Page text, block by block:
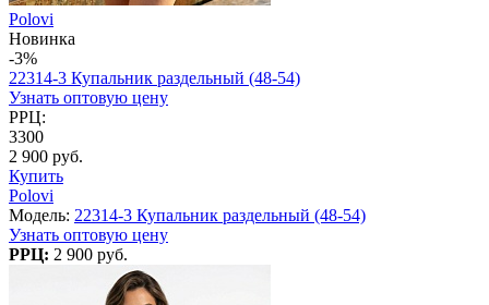
Polovi
Новинка
-3%
22314-3 Купальник раздельный (48-54)
Узнать оптовую цену
РРЦ:
3300
2 900 руб.
Купить
Polovi
Модель: 22314-3 Купальник раздельный (48-54)
Узнать оптовую цену
РРЦ: 2 900 руб.